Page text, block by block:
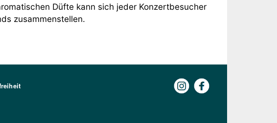
Düfte kann sich jeder Konzertbesucher
zusammenstellen.
Instagram